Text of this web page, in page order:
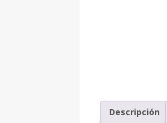
Descripción